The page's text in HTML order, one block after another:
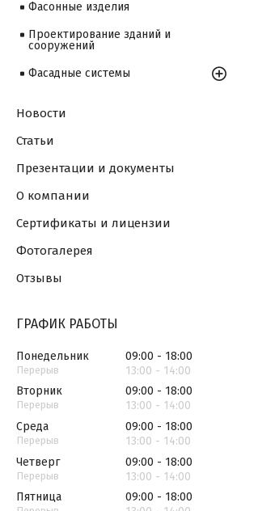
Фасонные изделия
Проектирование зданий и
сооружений
Фасадные системы
Новости
Статьи
Презентации и документы
О компании
Сертификаты и лицензии
Фотогалерея
Отзывы
ГРАФИК РАБОТЫ
Понедельник 09:00
18:00
13:00
14:00
Вторник
09:00
18:00
13:00
14:00
Среда
09:00
18:00
13:00
14:00
Четверг
09:00
18:00
13:00
14:00
Пятница
09:00
18:00